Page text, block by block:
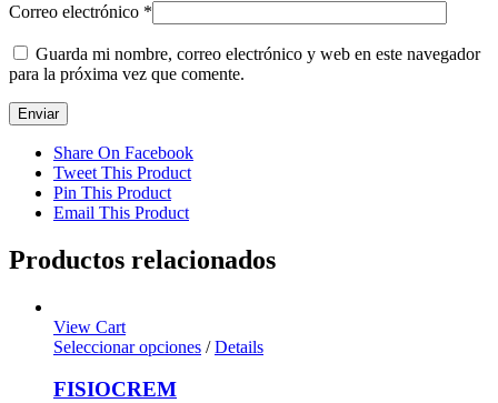
Correo electrónico *
Guarda mi nombre, correo electrónico y web en este navegador
para la próxima vez que comente.
Share On Facebook
Tweet This Product
Pin This Product
Email This Product
Productos relacionados
View Cart
Seleccionar opciones / Details
FISIOCREM